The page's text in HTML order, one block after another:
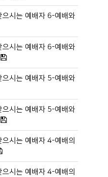
으시는 예배자 6-예배와
으시는 예배자 6-예배와
으시는 예배자 5-예배와
으시는 예배자 5-예배와
으시는 예배자 4-예배의
으시는 예배자 4-예배의